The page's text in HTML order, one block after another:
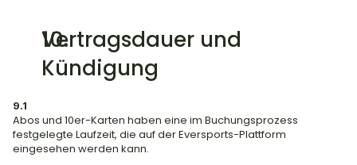
Vertragsdauer und
Kündigung
9.1
Abos und 10er-Karten haben eine im Buchungsprozess
festgelegte Laufzeit, die auf der Eversports-Plattform
eingesehen werden kann.